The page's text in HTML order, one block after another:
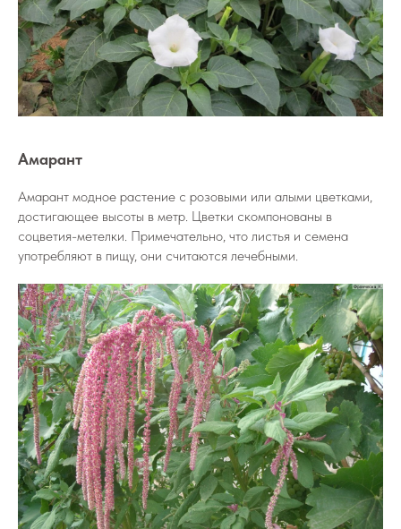
Амарант
Амарант модное растение с розовыми или алыми цветками,
достигающее высоты в метр. Цветки скомпонованы в
соцветия-метелки. Примечательно, что листья и семена
употребляют в пищу, они считаются лечебными.